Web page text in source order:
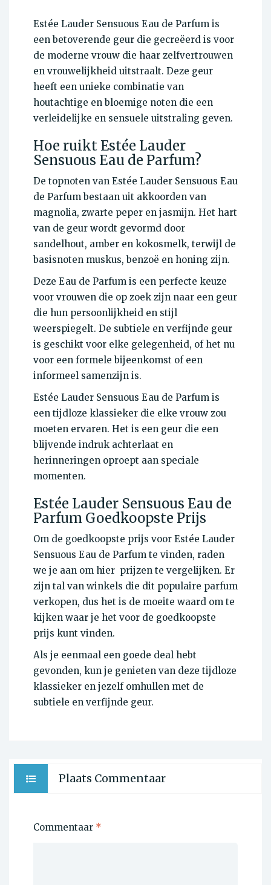
Estée Lauder Sensuous Eau de Parfum is
een betoverende geur die gecreëerd is voor
de moderne vrouw die haar zelfvertrouwen
en vrouwelijkheid uitstraalt. Deze geur
heeft een unieke combinatie van
houtachtige en bloemige noten die een
verleidelijke en sensuele uitstraling geven.
Hoe ruikt Estée Lauder
Sensuous Eau de Parfum?
De topnoten van Estée Lauder Sensuous Eau
de Parfum bestaan uit akkoorden van
magnolia, zwarte peper en jasmijn. Het hart
van de geur wordt gevormd door
sandelhout, amber en kokosmelk, terwijl de
basisnoten muskus, benzoë en honing zijn.
Deze Eau de Parfum is een perfecte keuze
voor vrouwen die op zoek zijn naar een geur
die hun persoonlijkheid en stijl
weerspiegelt. De subtiele en verfijnde geur
is geschikt voor elke gelegenheid, of het nu
voor een formele bijeenkomst of een
informeel samenzijn is.
Estée Lauder Sensuous Eau de Parfum is
een tijdloze klassieker die elke vrouw zou
moeten ervaren. Het is een geur die een
blijvende indruk achterlaat en
herinneringen oproept aan speciale
momenten.
Estée Lauder Sensuous Eau de
Parfum Goedkoopste Prijs
Om de goedkoopste prijs voor Estée Lauder
Sensuous Eau de Parfum te vinden, raden
we je aan om hier prijzen te vergelijken. Er
zijn tal van winkels die dit populaire parfum
verkopen, dus het is de moeite waard om te
kijken waar je het voor de goedkoopste
prijs kunt vinden.
Als je eenmaal een goede deal hebt
gevonden, kun je genieten van deze tijdloze
klassieker en jezelf omhullen met de
subtiele en verfijnde geur.
Plaats Commentaar
Commentaar *